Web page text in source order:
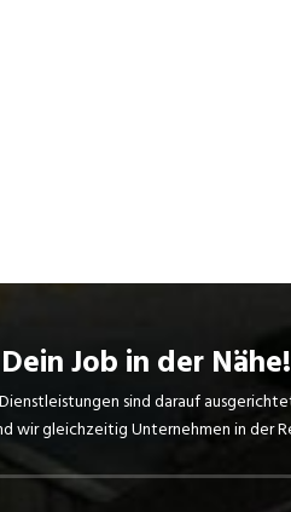
Job in der Nähe!
sind darauf
wir gleichzeitig Unternehmen in der